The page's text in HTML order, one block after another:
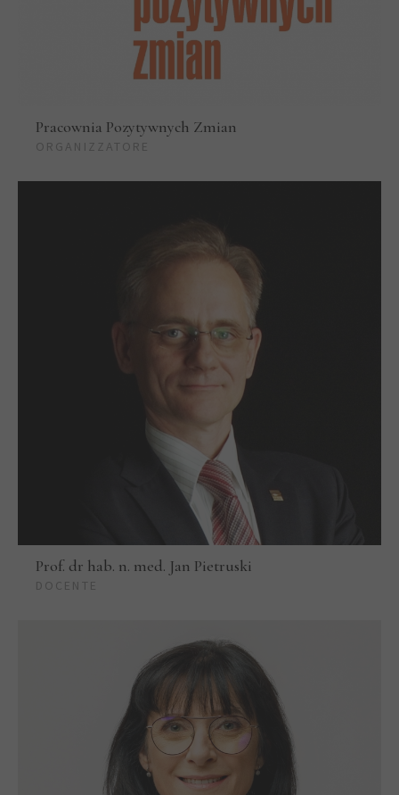
Pracownia Pozytywnych Zmian
ORGANIZZATORE
Prof. dr hab. n. med. Jan Pietruski
DOCENTE